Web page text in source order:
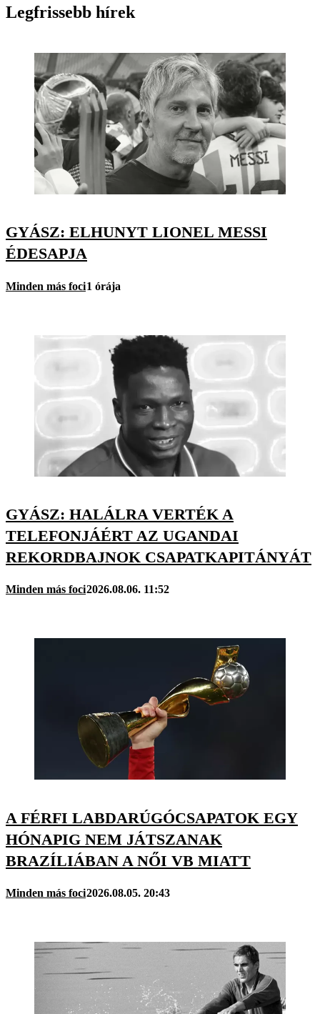
Legfrissebb hírek
GYÁSZ: ELHUNYT LIONEL MESSI
ÉDESAPJA
Minden más foci1 órája
GYÁSZ: HALÁLRA VERTÉK A
TELEFONJÁÉRT AZ UGANDAI
REKORDBAJNOK CSAPATKAPITÁNYÁT
Minden más foci2026.08.06. 11:52
A FÉRFI LABDARÚGÓCSAPATOK EGY
HÓNAPIG NEM JÁTSZANAK
BRAZÍLIÁBAN A NŐI VB MIATT
Minden más foci2026.08.05. 20:43